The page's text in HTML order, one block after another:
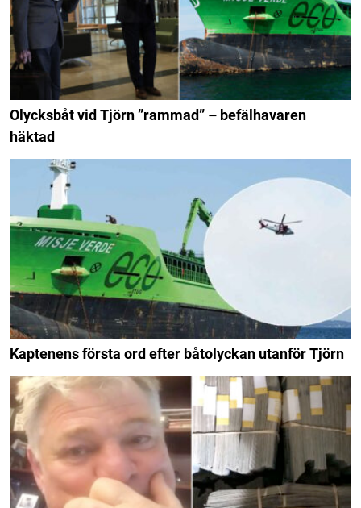
Olycksbåt vid Tjörn ”rammad” – befälhavaren
häktad
Kaptenens första ord efter båtolyckan utanför Tjörn